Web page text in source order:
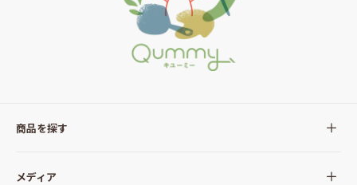
商品を探す
全ての商品
メディア